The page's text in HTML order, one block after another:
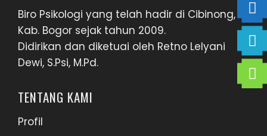
Biro Psikologi yang telah hadir di Cibinong,
Kab. Bogor sejak tahun 2009.
Didirikan dan diketuai oleh Retno Lelyani
Dewi, S.Psi, M.Pd.
TENTANG KAMI
Profil